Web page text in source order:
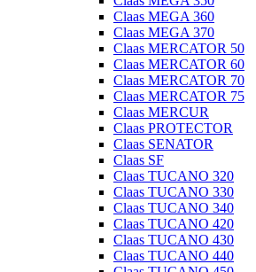
Claas MEGA 360
Claas MEGA 370
Claas MERCATOR 50
Claas MERCATOR 60
Claas MERCATOR 70
Claas MERCATOR 75
Claas MERCUR
Claas PROTECTOR
Claas SENATOR
Claas SF
Claas TUCANO 320
Claas TUCANO 330
Claas TUCANO 340
Claas TUCANO 420
Claas TUCANO 430
Claas TUCANO 440